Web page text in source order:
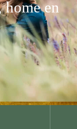
home en